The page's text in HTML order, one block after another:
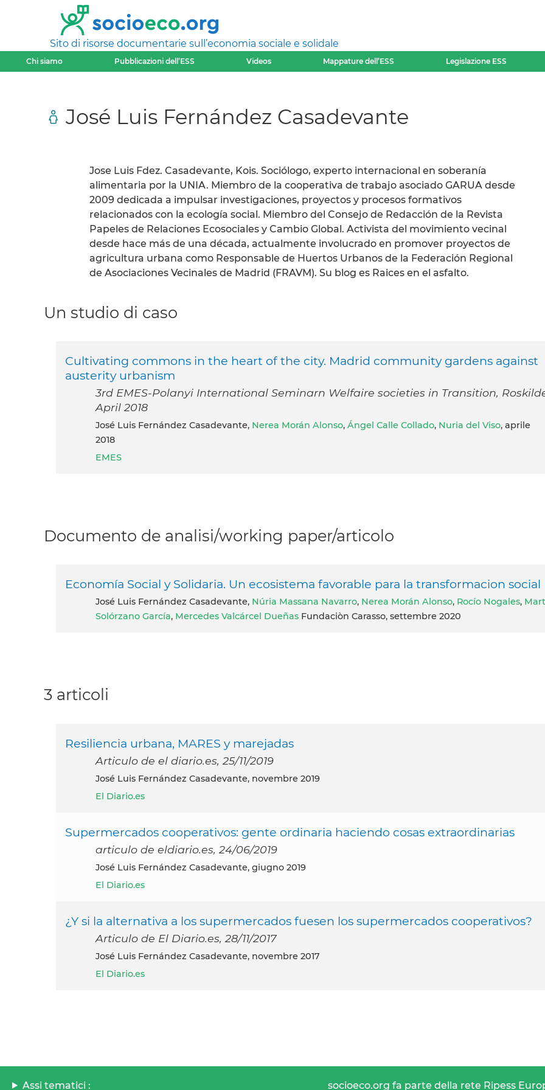
Sito di risorse documentarie sull’economia sociale e solidale
Chi siamo Pubblicazioni dell’ESS Videos Mappature dell’ESS Legislazione ESS
José Luis Fernández Casadevante
Jose Luis Fdez. Casadevante, Kois. Sociólogo, experto internacional en soberanía
alimentaria por la UNIA. Miembro de la cooperativa de trabajo asociado GARUA desde
2009 dedicada a impulsar investigaciones, proyectos y procesos formativos
relacionados con la ecología social. Miembro del Consejo de Redacción de la Revista
Papeles de Relaciones Ecosociales y Cambio Global. Activista del movimiento vecinal
desde hace más de una década, actualmente involucrado en promover proyectos de
agricultura urbana como Responsable de Huertos Urbanos de la Federación Regional
de Asociaciones Vecinales de Madrid (FRAVM). Su blog es Raices en el asfalto.
Un studio di caso
Cultivating commons in the heart of the city. Madrid community gardens against
austerity urbanism
3rd EMES-Polanyi International Seminarn Welfaire societies in Transition,
April 2018
José Luis Fernández Casadevante, Nerea Morán Alonso, Ángel Calle Collado, Nuria del Viso, aprile
2018
EMES
Documento de analisi/working paper/articolo
Economía Social y Solidaria. Un ecosistema favorable para la transformacion social
José Luis Fernández Casadevante, Núria Massana Navarro, Nerea Morán Alonso, Rocío Nogales,
Solórzano García, Mercedes Valcárcel Dueñas Fundaciòn Carasso, settembre 2020
3 articoli
Resiliencia urbana, MARES y marejadas
Articulo de el diario.es, 25/11/2019
José Luis Fernández Casadevante, novembre 2019
El Diario.es
Supermercados cooperativos: gente ordinaria haciendo cosas extraordinarias
articulo de eldiario.es, 24/06/2019
José Luis Fernández Casadevante, giugno 2019
El Diario.es
¿Y si la alternativa a los supermercados fuesen los supermercados cooperativos?
Articulo de El Diario.es, 28/11/2017
José Luis Fernández Casadevante, novembre 2017
El Diario.es
Assi tematici : socioeco.org fa parte della rete Ripess